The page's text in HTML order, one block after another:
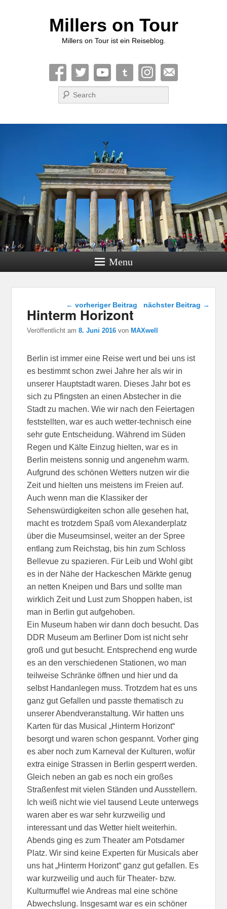
Millers on Tour
Millers on Tour ist ein Reiseblog.
Suche
Menu
Beitragsnavigation
← vorheriger Beitrag nächster Beitrag →
Hinterm Horizont
Veröffentlicht am8. Juni 2016 vonMAXwell
Berlin ist immer eine Reise wert und bei uns ist
es bestimmt schon zwei Jahre her als wir in
unserer Hauptstadt waren. Dieses Jahr bot es
sich zu Pfingsten an einen Abstecher in die
Stadt zu machen. Wie wir nach den Feiertagen
feststellten, war es auch wetter-technisch eine
sehr gute Entscheidung. Während im Süden
Regen und Kälte Einzug hielten, war es in
Berlin meistens sonnig und angenehm warm.
Aufgrund des schönen Wetters nutzen wir die
Zeit und hielten uns meistens im Freien auf.
Auch wenn man die Klassiker der
Sehenswürdigkeiten schon alle gesehen hat,
macht es trotzdem Spaß vom Alexanderplatz
über die Museumsinsel, weiter an der Spree
entlang zum Reichstag, bis hin zum Schloss
Bellevue zu spazieren. Für Leib und Wohl gibt
es in der Nähe der Hackeschen Märkte genug
an netten Kneipen und Bars und sollte man
wirklich Zeit und Lust zum Shoppen haben, ist
man in Berlin gut aufgehoben.
Ein Museum haben wir dann doch besucht. Das
DDR Museum am Berliner Dom ist nicht sehr
groß und gut besucht. Entsprechend eng wurde
es an den verschiedenen Stationen, wo man
teilweise Schränke öffnen und hier und da
selbst Handanlegen muss. Trotzdem hat es uns
ganz gut Gefallen und passte thematisch zu
unserer Abendveranstaltung. Wir hatten uns
Karten für das Musical „Hinterm Horizont“
besorgt und waren schon gespannt. Vorher ging
es aber noch zum Karneval der Kulturen, wofür
extra einige Strassen in Berlin gesperrt werden.
Gleich neben an gab es noch ein großes
Straßenfest mit vielen Ständen und Ausstellern.
Ich weiß nicht wie viel tausend Leute unterwegs
waren aber es war sehr kurzweilig und
interessant und das Wetter hielt weiterhin.
Abends ging es zum Theater am Potsdamer
Platz. Wir sind keine Experten für Musicals aber
uns hat „Hinterm Horizont“ ganz gut gefallen. Es
war kurzweilig und auch für Theater- bzw.
Kulturmuffel wie Andreas mal eine schöne
Abwechslung. Insgesamt war es ein schöner